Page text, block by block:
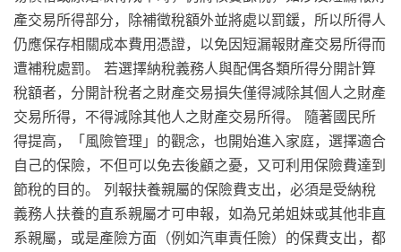
產交易所得部分，除補徵稅額外並將處以罰鍰，所以所得人
仍應保存相關成本費用憑證，以免因短漏報財產交易所得而
遭補稅處罰。 若選擇納稅義務人與配偶各類所得分開計算
稅額者，分開計稅者之財產交易損失僅得減除其個人之財產
交易所得，不得減除其他人之財產交易所得。 隨著國民所
得提高，「風險管理」的觀念，也開始進入家庭，選擇適合
自己的保險，不但可以免去後顧之憂，又可利用保險費達到
節稅的目的。 列報扶養親屬的保險費支出，必須是受納稅
義務人扶養的直系親屬才可申報，如為兄弟姐妹或其他非直
系親屬，或是產險方面（例如汽車責任險）的保費支出，都